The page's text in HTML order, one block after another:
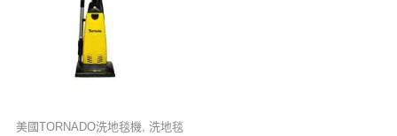
美國TORNADO洗地毯機, 洗地毯